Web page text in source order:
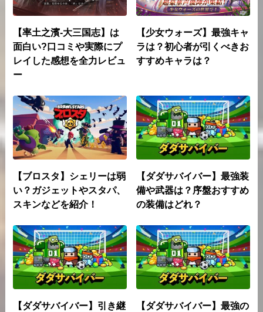
【率土之濱-大三国志】は
面白い?口コミや実際にプ
レイした感想を全力レビュ
ー
【少女ウォーズ】最強キャ
ラは？初心者が引くべきお
すすめキャラは？
【ブロスタ】シェリーは弱
い？ガジェットやスタパ、
スキンなどを紹介！
【ダダサバイバー】最強装
備や武器は？序盤おすすめ
の装備はどれ？
【ダダサバイバー】引き継
【ダダサバイバー】最強の